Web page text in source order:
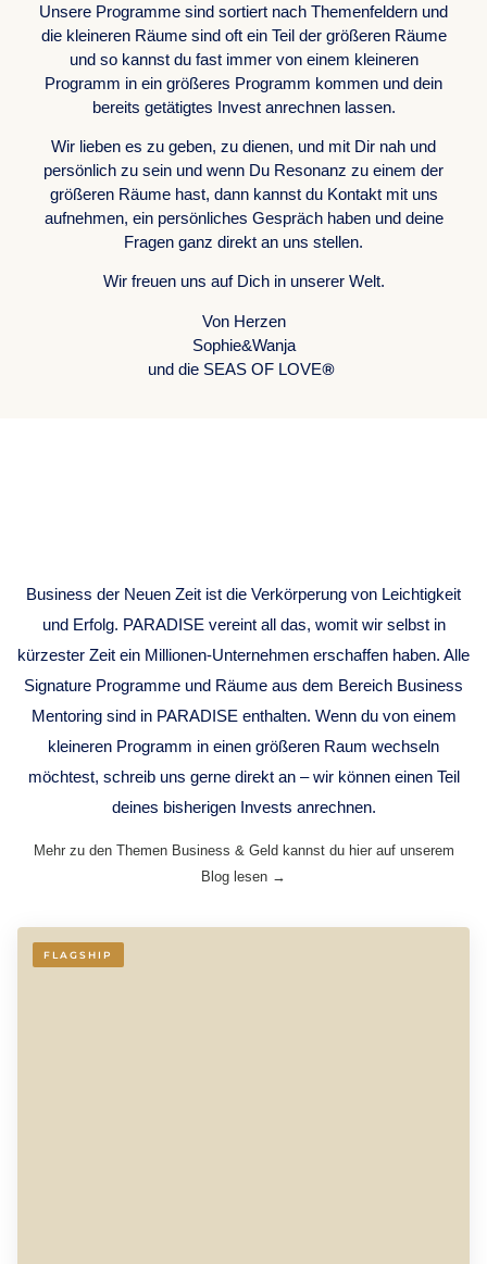
Unsere Programme sind sortiert nach Themenfeldern und
die kleineren Räume sind oft ein Teil der größeren Räume
und so kannst du fast immer von einem kleineren
Programm in ein größeres Programm kommen und dein
bereits getätigtes Invest anrechnen lassen.
Wir lieben es zu geben, zu dienen, und mit Dir nah und
persönlich zu sein und wenn Du Resonanz zu einem der
größeren Räume hast, dann kannst du Kontakt mit uns
aufnehmen, ein persönliches Gespräch haben und deine
Fragen ganz direkt an uns stellen.
Wir freuen uns auf Dich in unserer Welt.
Von Herzen
Sophie&Wanja
und die SEAS OF LOVE®
Business der Neuen Zeit ist die Verkörperung von Leichtigkeit
und Erfolg. PARADISE vereint all das, womit wir selbst in
kürzester Zeit ein Millionen-Unternehmen erschaffen haben. Alle
Signature Programme und Räume aus dem Bereich Business
Mentoring sind in PARADISE enthalten. Wenn du von einem
kleineren Programm in einen größeren Raum wechseln
möchtest, schreib uns gerne direkt an – wir können einen Teil
deines bisherigen Invests anrechnen.
Mehr zu den Themen Business & Geld kannst du hier auf unserem
Blog lesen →
FLAGSHIP